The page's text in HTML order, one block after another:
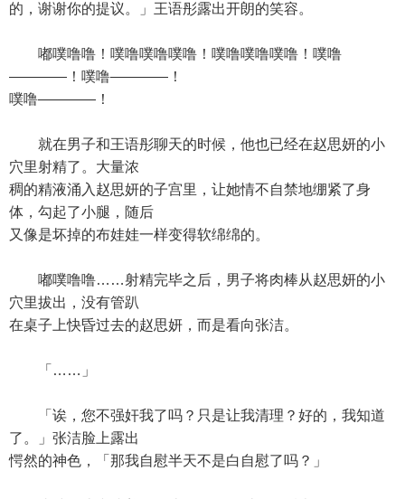
的，谢谢你的提议。」王语彤露出开朗的笑容。
嘟噗噜噜！噗噜噗噜噗噜！噗噜噗噜噗噜！噗噜
————！噗噜————！
噗噜————！
就在男子和王语彤聊天的时候，他也已经在赵思妍的小
穴里射精了。大量浓
稠的精液涌入赵思妍的子宫里，让她情不自禁地绷紧了身
体，勾起了小腿，随后
又像是坏掉的布娃娃一样变得软绵绵的。
嘟噗噜噜……射精完毕之后，男子将肉棒从赵思妍的小
穴里拔出，没有管趴
在桌子上快昏过去的赵思妍，而是看向张洁。
「……」
「诶，您不强奸我了吗？只是让我清理？好的，我知道
了。」张洁脸上露出
愕然的神色，「那我自慰半天不是白自慰了吗？」